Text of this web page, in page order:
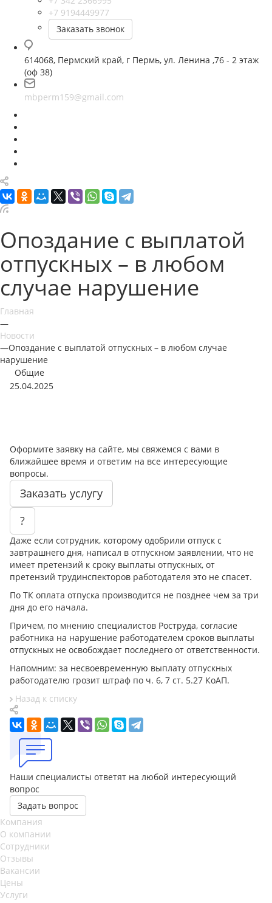
+7 9194449977
Заказать звонок
614068, Пермский край, г Пермь, ул. Ленина ,76 - 2 этаж
(оф 38)
mbperm159@gmail.com
Опоздание с выплатой
отпускных – в любом
случае нарушение
Главная
—
Новости
—Опоздание с выплатой отпускных – в любом случае
нарушение
Общие
25.04.2025
Оформите заявку на сайте, мы свяжемся с вами в
ближайшее время и ответим на все интересующие
вопросы.
Заказать услугу
?
Даже если сотрудник, которому одобрили отпуск с
завтрашнего дня, написал в отпускном заявлении, что не
имеет претензий к сроку выплаты отпускных, от
претензий трудинспекторов работодателя это не спасет.
По ТК оплата отпуска производится не позднее чем за три
дня до его начала.
Причем, по мнению специалистов Роструда, согласие
работника на нарушение работодателем сроков выплаты
отпускных не освобождает последнего от ответственности.
Напомним: за несвоевременную выплату отпускных
работодателю грозит штраф по ч. 6, 7 ст. 5.27 КоАП.
Назад к списку
Наши специалисты ответят на любой интересующий
вопрос
Задать вопрос
Компания
О компании
Сотрудники
Отзывы
Вакансии
Цены
Услуги